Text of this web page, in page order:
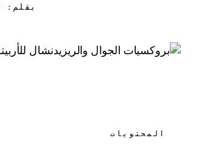
بقلم:
المحتويات